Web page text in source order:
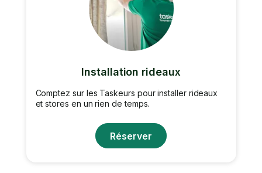
Installation rideaux
Comptez sur les Taskeurs pour installer rideaux
et stores en un rien de temps.
Réserver